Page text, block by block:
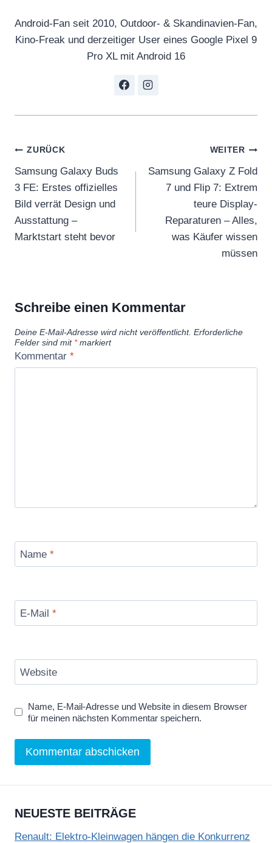
Android-Fan seit 2010, Outdoor- & Skandinavien-Fan,
Kino-Freak und derzeitiger User eines Google Pixel 9
Pro XL mit Android 16
Beitragsnavigation
ZURÜCK
Samsung Galaxy Buds
3 FE: Erstes offizielles
Bild verrät Design und
Ausstattung –
Marktstart steht bevor
WEITER
Samsung Galaxy Z Fold
7 und Flip 7: Extrem
teure Display-
Reparaturen – Alles,
was Käufer wissen
müssen
Schreibe einen Kommentar
Deine E-Mail-Adresse wird nicht veröffentlicht. Erforderliche
Felder sind mit *markiert
Kommentar *
Name *
E-Mail *
Website
Name, E-Mail-Adresse und Website in diesem Browser
für meinen nächsten Kommentar speichern.
NEUESTE BEITRÄGE
Renault: Elektro-Kleinwagen hängen die Konkurrenz